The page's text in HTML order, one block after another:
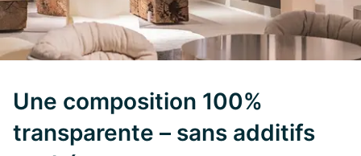
Une composition 100%
transparente – sans additifs